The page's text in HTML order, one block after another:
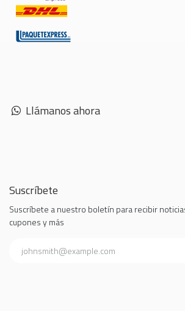
Llámanos ahora
Suscríbete
Suscríbete a nuestro boletín para recibir
cupones y más